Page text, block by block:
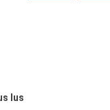
lus